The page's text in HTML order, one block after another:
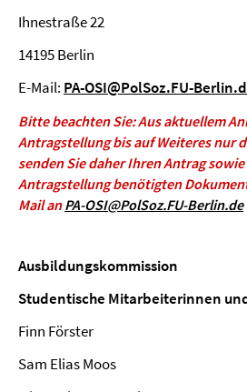
Ihnestraße 22
14195 Berlin
E-Mail: PA-OSI@PolSoz.FU-
Bitte beachten Sie:Aus aktuellem
Antragstellung bis auf Weiteres nur
senden Sie daher Ihren Antrag
Antragstellung benötigten
Mail anPA-OSI@PolSoz.FU-Berlin.de
Ausbildungskommission
Studentische Mitarbeiterinnen
Finn Förster
Sam Elias Moos